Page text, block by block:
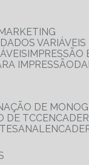
VARIÁVEIS
IMPRESSÃO
IMPRESSÃO
DE
DE TCC